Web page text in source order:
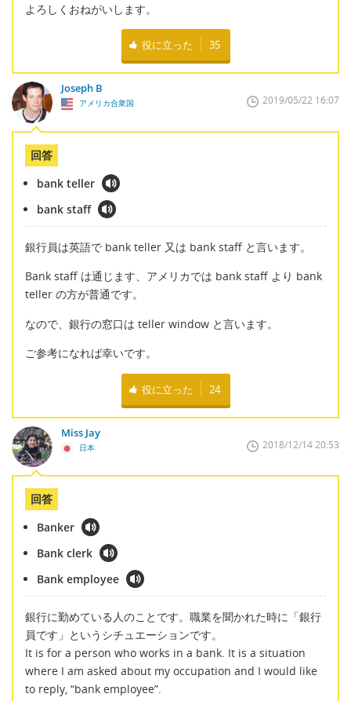
よろしくおねがいします。
役に立った 35
Joseph B
アメリカ合衆国 2019/05/22 16:07
回答
bank teller
bank staff
銀行員は英語で bank teller 又は bank staff と言います。
Bank staff は通じます、アメリカでは bank staff より bank
teller の方が普通です。
なので、銀行の窓口は teller window と言います。
ご参考になれば幸いです。
役に立った 24
Miss Jay
日本 2018/12/14 20:53
回答
Banker
Bank clerk
Bank employee
銀行に勤めている人のことです。職業を聞かれた時に「銀行
員です」というシチュエーションです。
It is for a person who works in a bank. It is a situation
where I am asked about my occupation and I would like
to reply, “bank employee”.